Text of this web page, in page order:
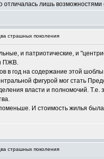
лишь
страшных поколения
и патриотические, и
ПЖВ.
в год на содержание этой
фигурой мог стать
власти и полномочий. Т.е.
И стоимость жилья
страшных поколения